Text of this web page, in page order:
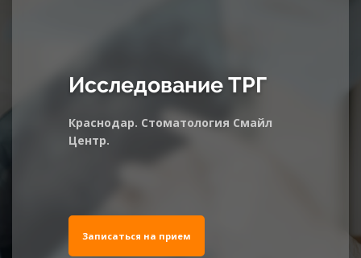
Исследование ТРГ
Краснодар. Стоматология Смайл
Центр.
Записаться на прием